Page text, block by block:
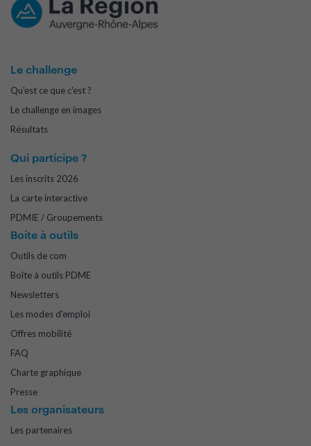
Le challenge
Qu'est ce que c'est ?
Le challenge en images
Résultats
Qui participe ?
Les inscrits 2026
La carte interactive
PDMIE / Groupements
Boite à outils
Outils de com
Boîte à outils PDME
Newsletters
Les modes d'emploi
Offres mobilité
FAQ
Charte graphique
Presse
Les organisateurs
Les partenaires